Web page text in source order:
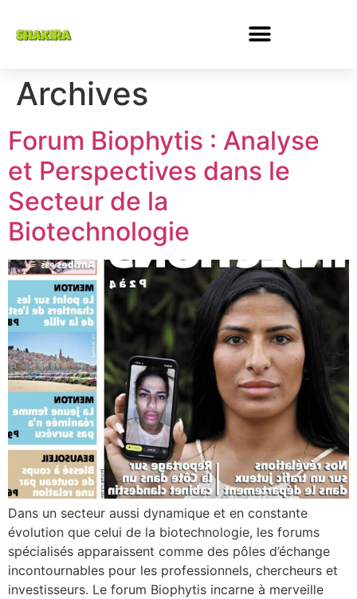
Archives
Forum Biophytis : Analyse
et Perspectives dans le
Secteur de la
Biotechnologie
Dans un secteur aussi dynamique et en constante
évolution que celui de la biotechnologie, les forums
spécialisés apparaissent comme des pôles d’échange
incontournables pour les professionnels, chercheurs et
investisseurs. Le forum Biophytis incarne à merveille